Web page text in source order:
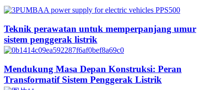
Teknik perawatan untuk memperpanjang umur
sistem penggerak listrik
Mendukung Masa Depan Konstruksi: Peran
Transformatif Sistem Penggerak Listrik